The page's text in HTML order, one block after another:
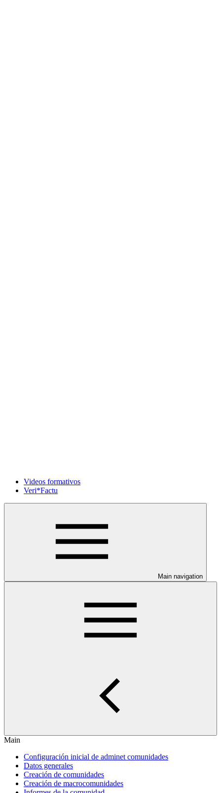
Videos formativos
Veri*Factu
Main navigation
Main
Configuración inicial de adminet comunidades
Datos generales
Creación de comunidades
Creación de macrocomunidades